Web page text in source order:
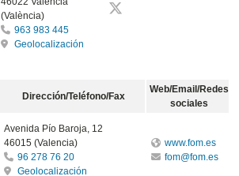
(València)
963 983 445
Geolocalización
Dirección/Teléfono/Fax
Web/Email/Redes
sociales
Avenida Pío Baroja, 12
46015 (Valencia)
96 278 76 20
Geolocalización
www.fom.es
fom@fom.es